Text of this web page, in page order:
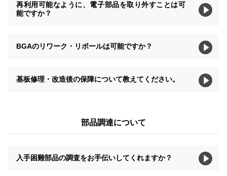
再利用可能なように、電子部品を取り外すことは可
能ですか？
BGAのリワーク・リボールは可能ですか？
基板修理・改造後の保障について教えてください。
部品調達について
入手困難部品の調査をお手伝いしてくれますか？